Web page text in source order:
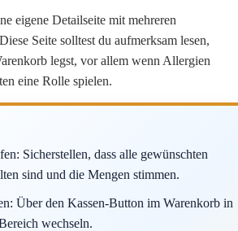
eigene Detailseite mit mehreren
Seite solltest du aufmerksam lesen,
legst, vor allem wenn Allergien
eine Rolle spielen.
Sicherstellen, dass alle gewünschten
sind und die Mengen stimmen.
Über den Kassen-Button im Warenkorb in
wechseln.